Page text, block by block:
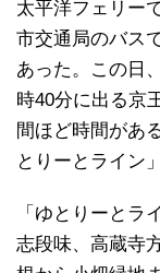
太平洋フェリー
市交通局のバス
あった。この日
時40分に出る京
間ほど時間があ
とりーとライン
「ゆとりーとラ
志段味、高蔵寺